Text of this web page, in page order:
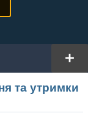
та утримки